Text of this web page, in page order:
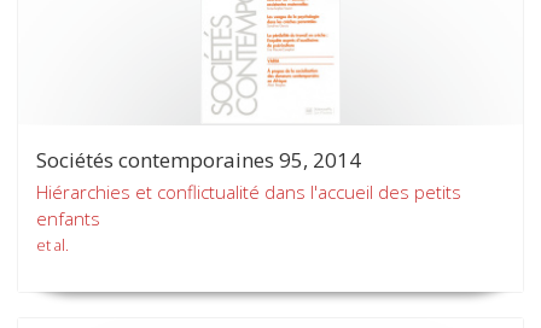
Sociétés contemporaines 95, 2014
Hiérarchies et conflictualité dans l'accueil des petits
enfants
et al.